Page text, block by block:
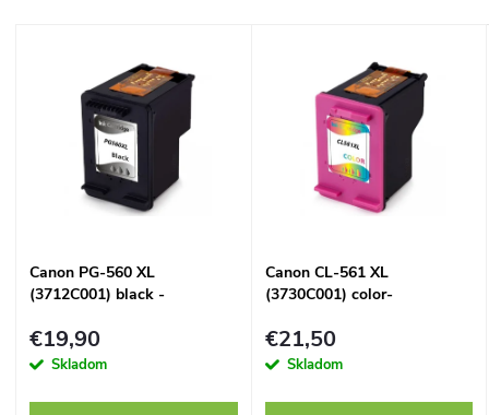
e
p
Abecedne
s
p
Canon PG-560 XL
(3712C001) black -
€19,90
Skladom
Canon CL-561 XL
(3730C001) color-
€21,50
Skladom